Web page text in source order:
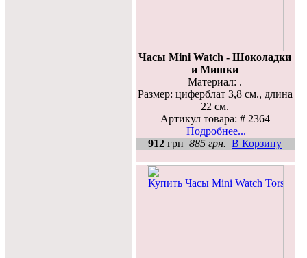
Часы Mini Watch - Шоколадки
и Мишки
Материал: .
Размер: циферблат 3,8 см., длина
22 см.
Артикул товара: # 2364
Подробнее...
912 грн 885 грн. В Корзину